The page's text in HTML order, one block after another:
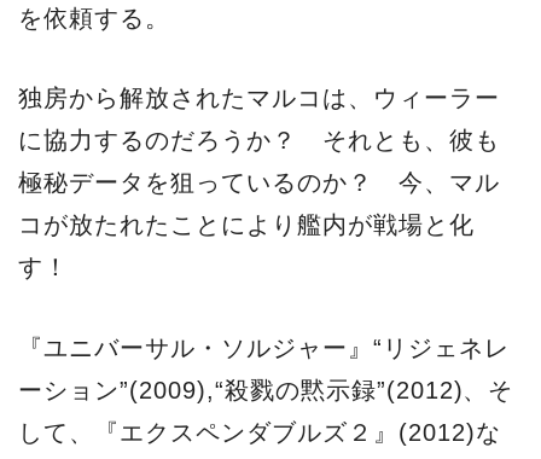
を依頼する。
独房から解放されたマルコは、ウィーラー
に協力するのだろうか？ それとも、彼も
極秘データを狙っているのか？ 今、マル
コが放たれたことにより艦内が戦場と化
す！
『ユニバーサル・ソルジャー』“リジェネレ
ーション”(2009),“殺戮の黙示録”(2012)、そ
して、『エクスペンダブルズ２』(2012)な